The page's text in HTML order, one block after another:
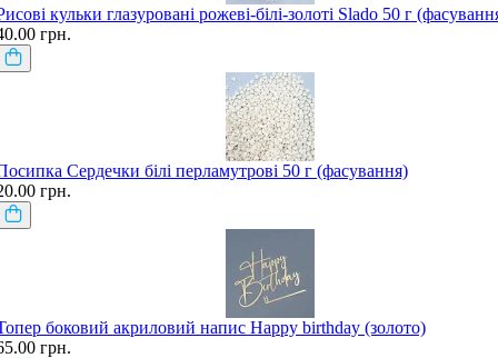
кульки глазуровані рожеві-білі-золоті Slado 50 г
грн.
Сердечки білі перламутрові 50 г (фасування)
грн.
боковий акриловий напис Happy birthday (золото)
грн.